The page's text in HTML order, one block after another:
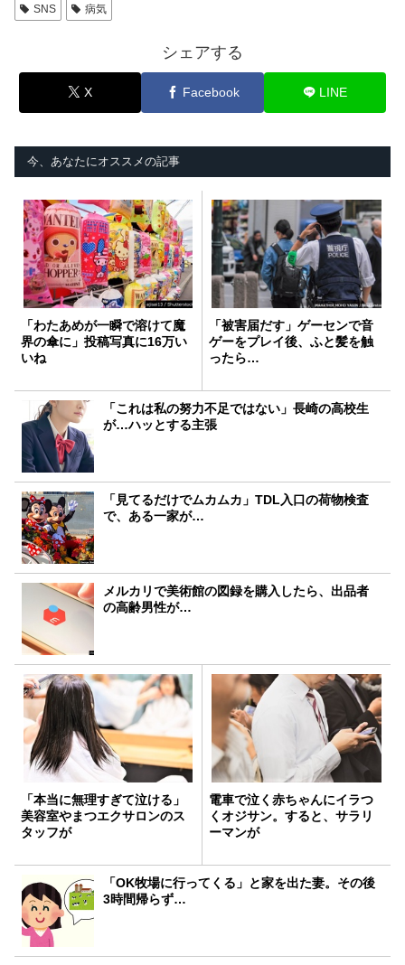
SNS 病気
シェアする
X Facebook LINE
今、あなたにオススメの記事
「わたあめが一瞬で溶けて魔
界の傘に」投稿写真に16万い
いね
「被害届だす」ゲーセンで音
ゲーをプレイ後、ふと髪を触
ったら…
「これは私の努力不足ではない」長崎の高校生
が…ハッとする主張
「見てるだけでムカムカ」TDL入口の荷物検査
で、ある一家が…
メルカリで美術館の図録を購入したら、出品者
の高齢男性が…
「本当に無理すぎて泣ける」
美容室やまつエクサロンのス
タッフが
電車で泣く赤ちゃんにイラつ
くオジサン。すると、サラリ
ーマンが
「OK牧場に行ってくる」と家を出た妻。その後
3時間帰らず…